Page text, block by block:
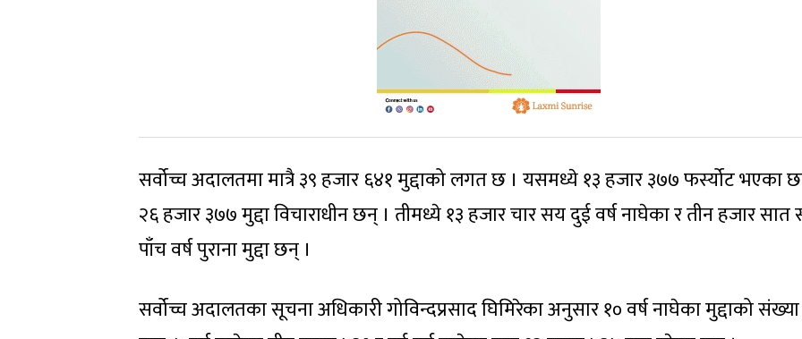
सर्वोच्च अदालतमा मात्रै ३९ हजार ६४१ मुद्दाको लगत छ । यसमध्ये १३ हजार ३७७ फर्स्योट भएका
२६ हजार ३७७ मुद्दा विचाराधीन छन् । तीमध्ये १३ हजार चार सय दुई वर्ष नाघेका र तीन हजार
पाँच वर्ष पुराना मुद्दा छन् ।
सर्वोच्च अदालतका सूचना अधिकारी गोविन्दप्रसाद घिमिरेका अनुसार १० वर्ष नाघेका मुद्दाको